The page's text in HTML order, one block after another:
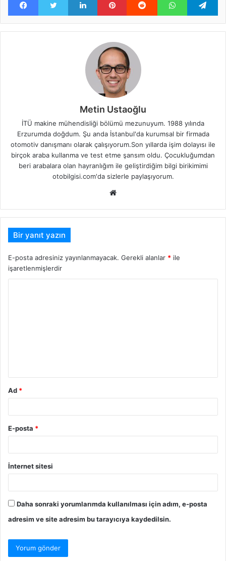
Metin Ustaoğlu
İTÜ makine mühendisliği bölümü mezunuyum. 1988 yılında
Erzurumda doğdum. Şu anda İstanbul'da kurumsal bir firmada
otomotiv danışmanı olarak çalışıyorum.Son yıllarda işim dolayısı ile
birçok araba kullanma ve test etme şansım oldu. Çocukluğumdan
beri arabalara olan hayranlığım ile geliştirdiğim bilgi birikimimi
otobilgisi.com'da sizlerle paylaşıyorum.
Web
Bir yanıt yazın
E-posta adresiniz yayınlanmayacak. Gerekli alanlar * ile
işaretlenmişlerdir
Ad *
E-posta *
İnternet sitesi
Daha sonraki yorumlarımda kullanılması için adım, e-posta
adresim ve site adresim bu tarayıcıya kaydedilsin.